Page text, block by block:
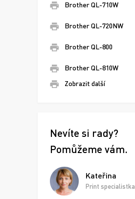
Brother QL-710W
Brother QL-720NW
Brother QL-800
Brother QL-810W
Zobrazit další
Nevíte si rady?
Pomůžeme vám.
Kateřina
Print specialistka